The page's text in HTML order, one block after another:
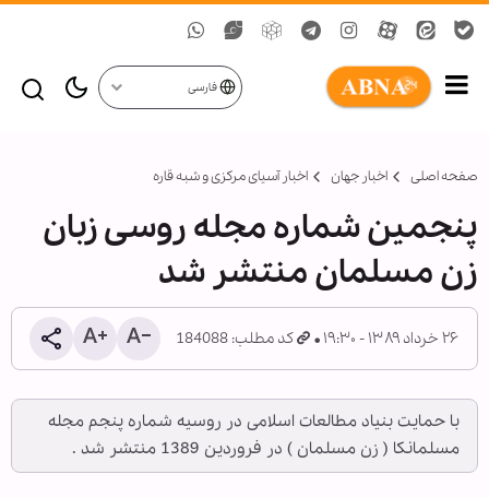
فارسی
صفحه اصلی اخبار جهان اخبار آسیای مرکزی و شبه قاره
پنجمین شماره مجله روسی زبان
زن مسلمان منتشر شد
۲۶ خرداد ۱۳۸۹ - ۱۹:۳۰ کد مطلب: 184088
با حمایت بنیاد مطالعات اسلامی در روسیه شماره پنجم مجله
مسلمانکا ( زن مسلمان ) در فروردین 1389 منتشر شد .